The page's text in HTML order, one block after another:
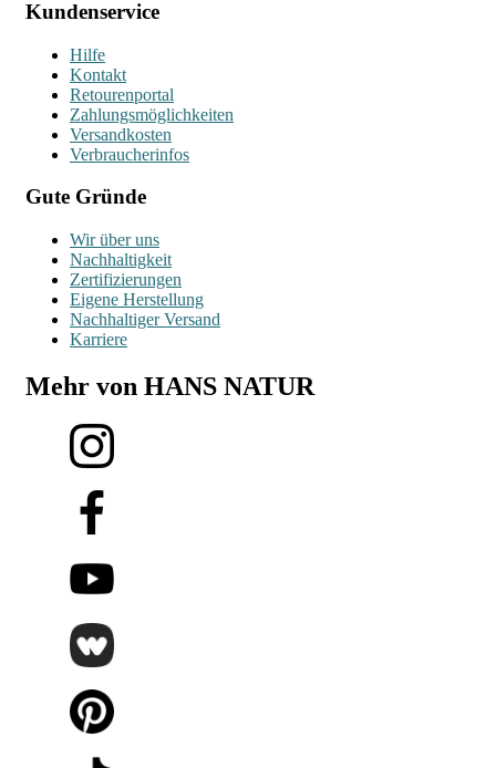
Kundenservice
Hilfe
Kontakt
Retourenportal
Zahlungsmöglichkeiten
Versandkosten
Verbraucherinfos
Gute Gründe
Wir über uns
Nachhaltigkeit
Zertifizierungen
Eigene Herstellung
Nachhaltiger Versand
Karriere
Mehr von HANS NATUR